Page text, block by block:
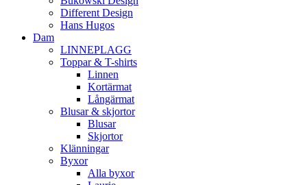
Different Design
Hans Hugos
Dam
LINNEPLAGG
Toppar & T-shirts
Linnen
Kortärmat
Långärmat
Blusar & skjortor
Blusar
Skjortor
Klänningar
Byxor
Alla byxor